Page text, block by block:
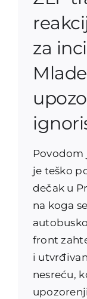
za
Povodom
je teško
dečak u
na koga
front
i
nesreću,